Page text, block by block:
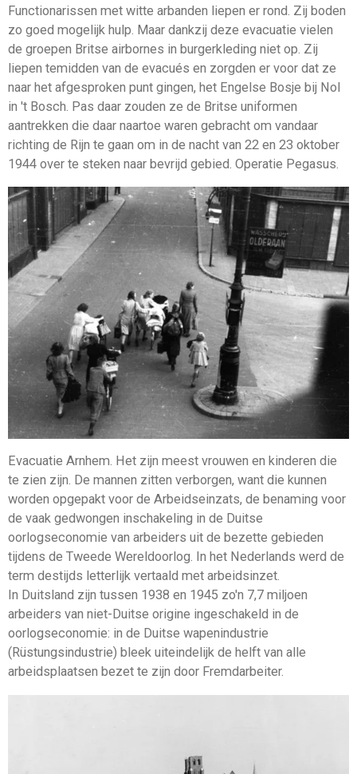
Functionarissen met witte arbanden liepen er rond. Zij boden
zo goed mogelijk hulp. Maar dankzij deze evacuatie vielen
de groepen Britse airbornes in burgerkleding niet op. Zij
liepen temidden van de evacués en zorgden er voor dat ze
naar het afgesproken punt gingen, het Engelse Bosje bij Nol
in 't Bosch. Pas daar zouden ze de Britse uniformen
aantrekken die daar naartoe waren gebracht om vandaar
richting de Rijn te gaan om in de nacht van 22 en 23 oktober
1944 over te steken naar bevrijd gebied. Operatie Pegasus.
Evacuatie Arnhem. Het zijn meest vrouwen en kinderen die
te zien zijn. De mannen zitten verborgen, want die kunnen
worden opgepakt voor de Arbeidseinzats, de benaming voor
de vaak gedwongen inschakeling in de Duitse
oorlogseconomie van arbeiders uit de bezette gebieden
tijdens de Tweede Wereldoorlog. In het Nederlands werd de
term destijds letterlijk vertaald met arbeidsinzet.
In Duitsland zijn tussen 1938 en 1945 zo'n 7,7 miljoen
arbeiders van niet-Duitse origine ingeschakeld in de
oorlogseconomie: in de Duitse wapenindustrie
(Rüstungsindustrie) bleek uiteindelijk de helft van alle
arbeidsplaatsen bezet te zijn door Fremdarbeiter.